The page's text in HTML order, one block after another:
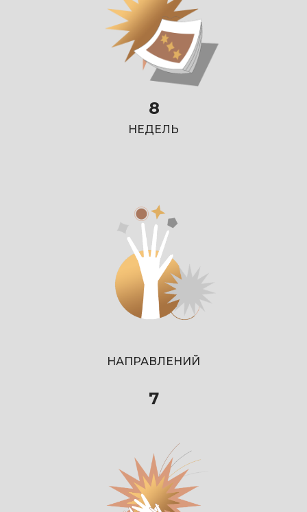
8
НЕДЕЛЬ
НАПРАВЛЕНИЙ
7